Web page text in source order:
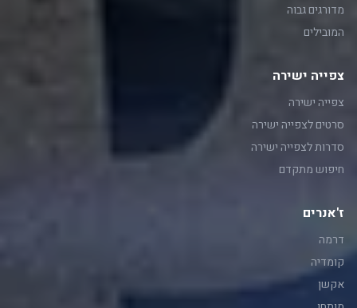
מדורגים גבוה
המובילים
צפייה ישירה
צפייה ישירה
סרטים לצפייה ישירה
סדרות לצפייה ישירה
חיפוש מתקדם
ז'אנרים
דרמה
קומדיה
אקשן